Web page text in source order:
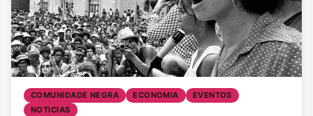
COMUNIDADE NEGRA ECONOMIA
EVENTOS
NOTICIAS